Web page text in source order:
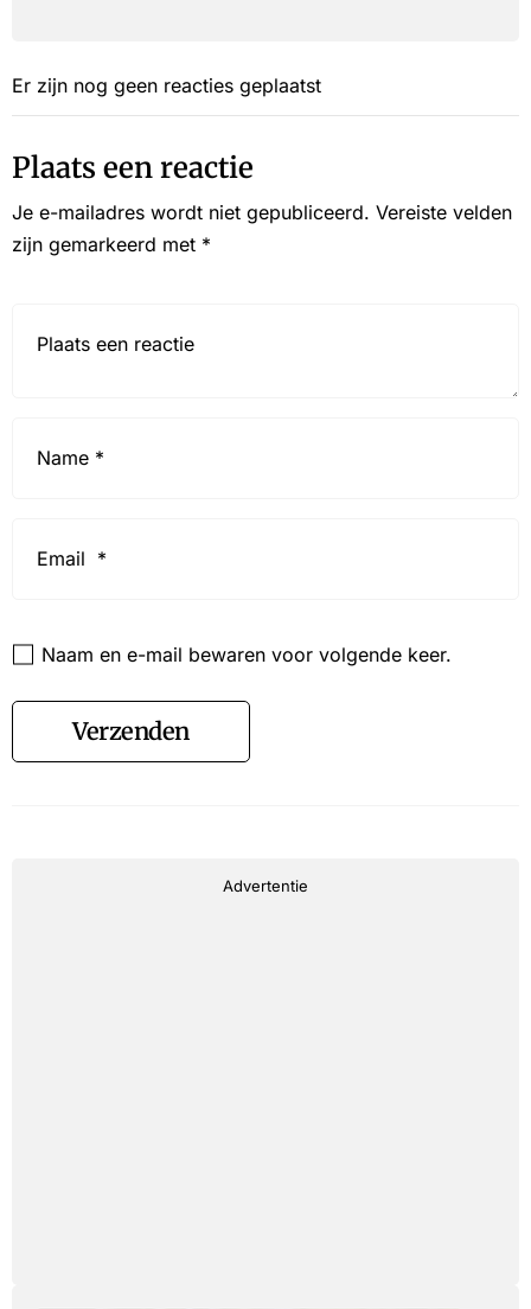
Er zijn nog geen reacties geplaatst
Plaats een reactie
Je e-mailadres wordt niet gepubliceerd. Vereiste velden
zijn gemarkeerd met *
Naam en e-mail bewaren voor volgende keer.
Verzenden
Advertentie